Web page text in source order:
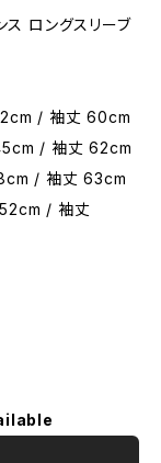
ロングスリーブ
/ 袖丈 60cm
/ 袖丈 62cm
/ 袖丈 63cm
/ 袖丈